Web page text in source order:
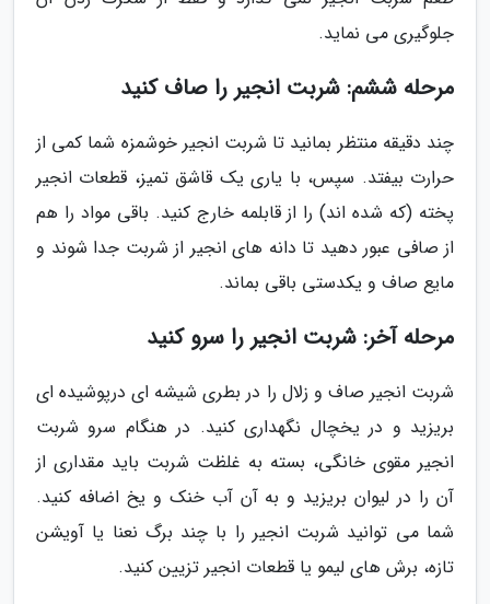
جلوگیری می نماید.
مرحله ششم: شربت انجیر را صاف کنید
چند دقیقه منتظر بمانید تا شربت انجیر خوشمزه شما کمی از
حرارت بیفتد. سپس، با یاری یک قاشق تمیز، قطعات انجیر
پخته (که شده اند) را از قابلمه خارج کنید. باقی مواد را هم
از صافی عبور دهید تا دانه های انجیر از شربت جدا شوند و
مایع صاف و یکدستی باقی بماند.
مرحله آخر: شربت انجیر را سرو کنید
شربت انجیر صاف و زلال را در بطری شیشه ای درپوشیده ای
بریزید و در یخچال نگهداری کنید. در هنگام سرو شربت
انجیر مقوی خانگی، بسته به غلظت شربت باید مقداری از
آن را در لیوان بریزید و به آن آب خنک و یخ اضافه کنید.
شما می توانید شربت انجیر را با چند برگ نعنا یا آویشن
تازه، برش های لیمو یا قطعات انجیر تزیین کنید.